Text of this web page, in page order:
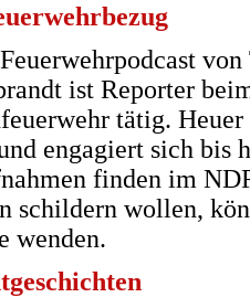
ist Reporter
tätig.
engagiert sich bis
finden im
schildern wollen,
wenden.